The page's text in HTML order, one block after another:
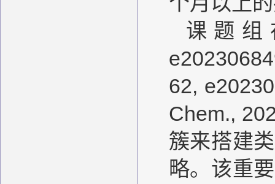
课题组
62,
Chem.,
簇来搭建
略。该重